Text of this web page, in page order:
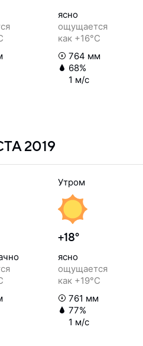
ясно
ощущается
как +16°C
764 мм
68%
1 м/с
2019
Утром
+18°
ясно
ощущается
как +19°C
761 мм
77%
1 м/с